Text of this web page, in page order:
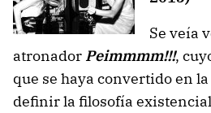
Se veía
atronador Peimmmm!!!,
que se haya convertido en
definir la filosofía